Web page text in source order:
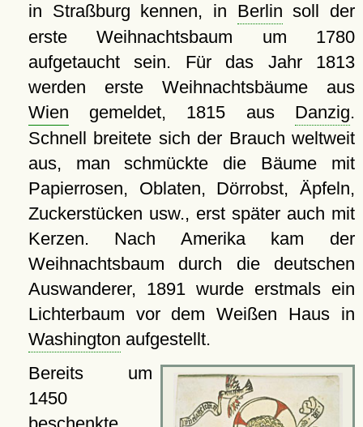
in Straßburg kennen, in Berlin soll der
erste Weihnachtsbaum um 1780
aufgetaucht sein. Für das Jahr 1813
werden erste Weihnachtsbäume aus
Wien gemeldet, 1815 aus Danzig.
Schnell breitete sich der Brauch weltweit
aus, man schmückte die Bäume mit
Papierrosen, Oblaten, Dörrobst, Äpfeln,
Zuckerstücken usw., erst später auch mit
Kerzen. Nach Amerika kam der
Weihnachtsbaum durch die deutschen
Auswanderer, 1891 wurde erstmals ein
Lichterbaum vor dem Weißen Haus in
Washington aufgestellt.
Bereits um
1450